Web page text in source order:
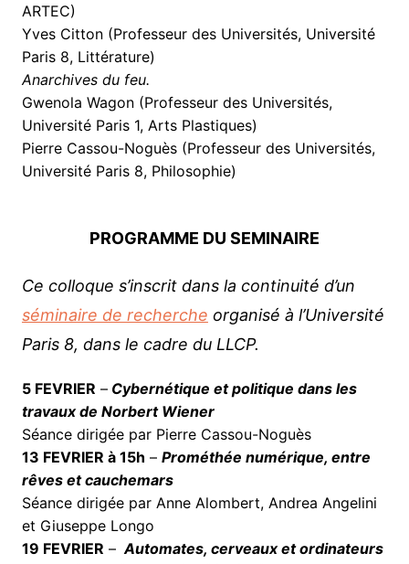
ARTEC)
Yves Citton (Professeur des Universités, Université
Paris 8, Littérature)
Anarchives du feu.
Gwenola Wagon (Professeur des Universités,
Université Paris 1, Arts Plastiques)
Pierre Cassou-Noguès (Professeur des Universités,
Université Paris 8, Philosophie)
PROGRAMME DU SEMINAIRE
Ce colloque s’inscrit dans la continuité d’un
séminaire de recherche organisé à l’Université
Paris 8, dans le cadre du LLCP.
5 FEVRIER –Cybernétique et politique dans les
travaux de Norbert Wiener
Séance dirigée par Pierre Cassou-Noguès
13 FEVRIER à 15h – Prométhée numérique, entre
rêves et cauchemars
Séance dirigée par Anne Alombert, Andrea Angelini
et Giuseppe Longo
19 FEVRIER – Automates, cerveaux et ordinateurs